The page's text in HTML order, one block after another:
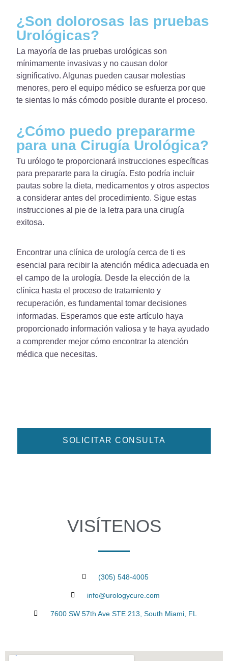
¿Son dolorosas las pruebas
Urológicas?
La mayoría de las pruebas urológicas son
mínimamente invasivas y no causan dolor
significativo. Algunas pueden causar molestias
menores, pero el equipo médico se esfuerza por que
te sientas lo más cómodo posible durante el proceso.
¿Cómo puedo prepararme
para una Cirugía Urológica?
Tu urólogo te proporcionará instrucciones específicas
para prepararte para la cirugía. Esto podría incluir
pautas sobre la dieta, medicamentos y otros aspectos
a considerar antes del procedimiento. Sigue estas
instrucciones al pie de la letra para una cirugía
exitosa.
Encontrar una clínica de urología cerca de ti es
esencial para recibir la atención médica adecuada en
el campo de la urología. Desde la elección de la
clínica hasta el proceso de tratamiento y
recuperación, es fundamental tomar decisiones
informadas. Esperamos que este artículo haya
proporcionado información valiosa y te haya ayudado
a comprender mejor cómo encontrar la atención
médica que necesitas.
SOLICITAR CONSULTA
VISÍTENOS
(305) 548-4005
info@urologycure.com
7600 SW 57th Ave STE 213, South Miami, FL